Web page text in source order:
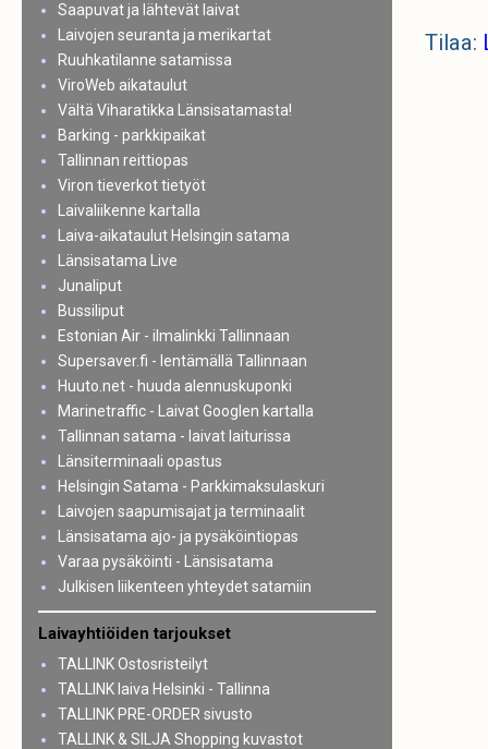
Tilaa:
Saapuvat ja lähtevät laivat
Laivojen seuranta ja merikartat
Ruuhkatilanne satamissa
ViroWeb aikataulut
Vältä Viharatikka Länsisatamasta!
Barking - parkkipaikat
Tallinnan reittiopas
Viron tieverkot tietyöt
Laivaliikenne kartalla
Laiva-aikataulut Helsingin satama
Länsisatama Live
Junaliput
Bussiliput
Estonian Air - ilmalinkki Tallinnaan
Supersaver.fi - lentämällä Tallinnaan
Huuto.net - huuda alennuskuponki
Marinetraffic - Laivat Googlen kartalla
Tallinnan satama - laivat laiturissa
Länsiterminaali opastus
Helsingin Satama - Parkkimaksulaskuri
Laivojen saapumisajat ja terminaalit
Länsisatama ajo- ja pysäköintiopas
Varaa pysäköinti - Länsisatama
Julkisen liikenteen yhteydet satamiin
Laivayhtiöiden tarjoukset
TALLINK Ostosristeilyt
TALLINK laiva Helsinki - Tallinna
TALLINK PRE-ORDER sivusto
TALLINK & SILJA Shopping kuvastot